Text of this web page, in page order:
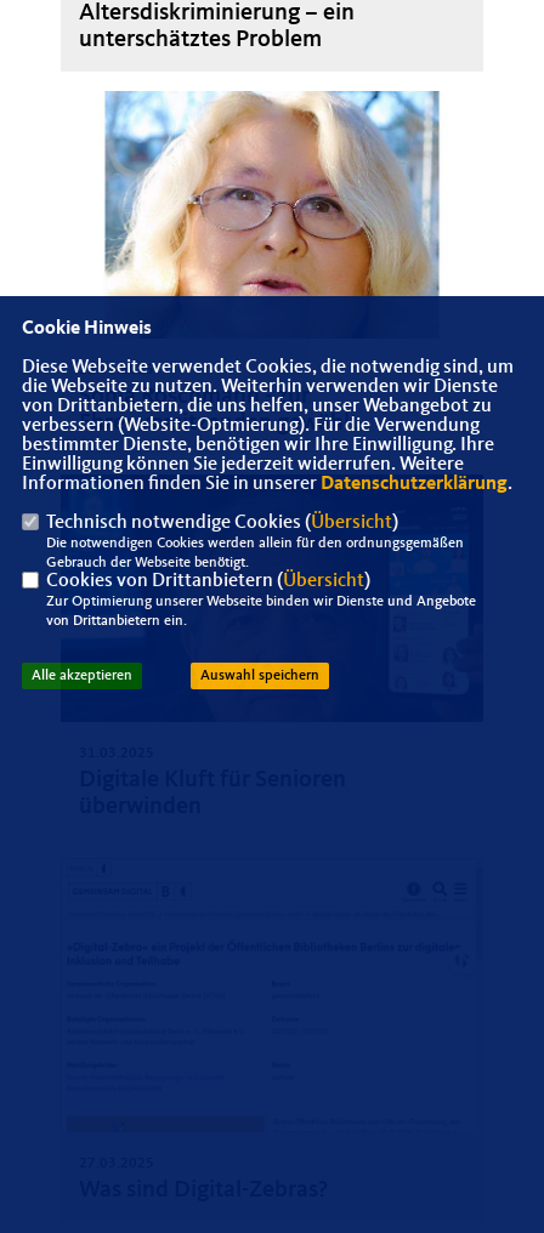
Altersdiskriminierung – ein
unterschätztes Problem
23.04.2025
Sonja Röschmann - zur
Ehrenvorsitzenden gewählt
Cookie Hinweis
Diese Webseite verwendet Cookies, die notwendig sind, um
die Webseite zu nutzen. Weiterhin verwenden wir Dienste
von Drittanbietern, die uns helfen, unser Webangebot zu
verbessern (Website-Optmierung). Für die Verwendung
bestimmter Dienste, benötigen wir Ihre Einwilligung. Ihre
Einwilligung können Sie jederzeit widerrufen. Weitere
Informationen finden Sie in unserer Datenschutzerklärung.
Technisch notwendige Cookies (Übersicht)
Die notwendigen Cookies werden allein für den ordnungsgemäßen
Gebrauch der Webseite benötigt.
Cookies von Drittanbietern (Übersicht)
Zur Optimierung unserer Webseite binden wir Dienste und Angebote
von Drittanbietern ein.
Alle akzeptieren Auswahl speichern